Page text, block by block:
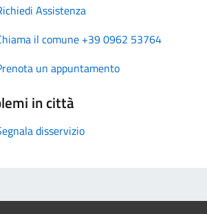
Assistenza
il comune +39 0962 53764
un appuntamento
in città
disservizio